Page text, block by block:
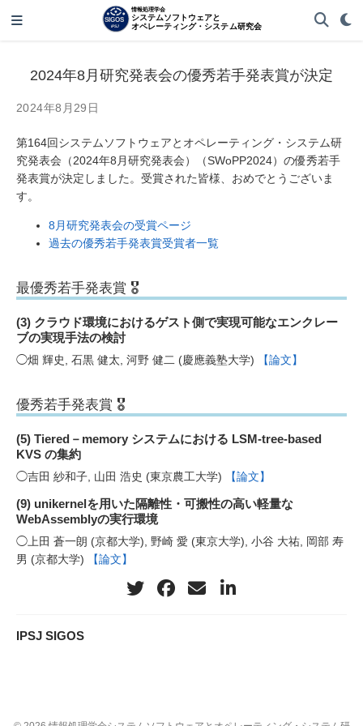
2024年8月研究発表会の優秀若手発表賞が決定
2024年8月29日
第164回システムソフトウェアとオペレーティング・システム研
究発表会（2024年8月研究発表会）（SWoPP2024）の優秀若手
発表賞が決定しました。受賞された皆様、おめでとうございま
す。
8月研究発表会の受賞ページ
過去の優秀若手発表賞受賞者一覧
最優秀若手発表賞 🎖️
(3) クラウド環境におけるゲスト側で実現可能なエンクレー
ブの実現手法の検討
◯畑 輝史, 石黒 健太, 河野 健二 (慶應義塾大学) 【論文】
優秀若手発表賞 🎖️
(5) Tiered－memory システムにおける LSM-tree-based
KVS の集約
◯吉田 紗和子, 山田 浩史 (東京農工大学) 【論文】
(9) unikernelを用いた隔離性・可搬性の高い軽量な
WebAssemblyの実行環境
◯上田 蒼一朗 (京都大学), 野崎 愛 (東京大学), 小谷 大祐, 岡部 寿
男 (京都大学)
【論文】
IPSJ SIGOS